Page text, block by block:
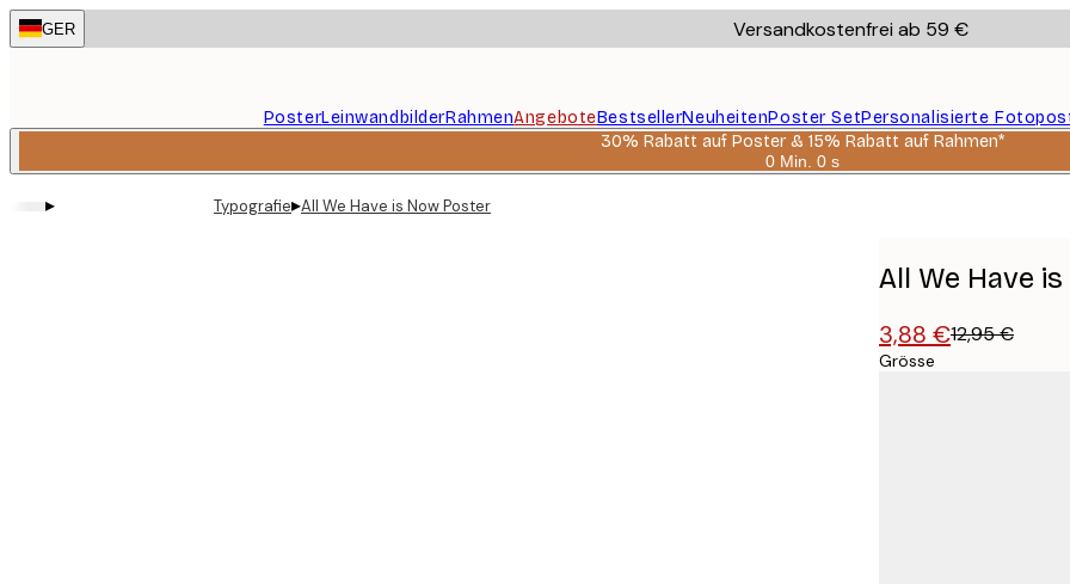
Skip
to
GER Versandkostenfrei ab 59 €
PosterLeinwandbilderRahmenAngeboteBestsellerNeuheitenPoster SetPersonalisierte
30% Rabatt auf Poster & 15% Rabatt auf Rahmen*
0 Min. 0 s
Gültig
▸ Typografie▸All We Have is Now Poster
All We Have
3,88 €12,95 €
Grösse